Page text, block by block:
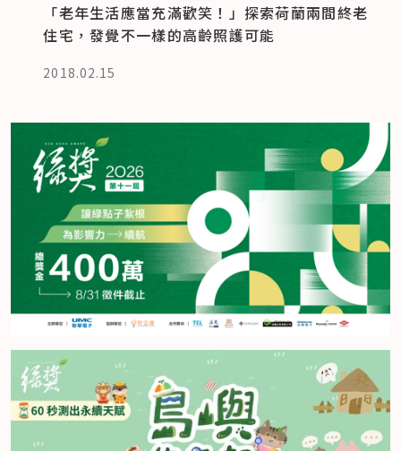
「老年生活應當充滿歡笑！」探索荷蘭兩間終老
住宅，發覺不一樣的高齡照護可能
2018.02.15